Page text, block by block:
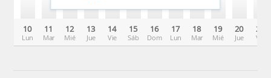
10
Lun
11
Mar
12
Mié
13
Jue
14
Vie
15
Sáb
16
Dom
17
Lun
18
Mar
19
Mié
20
Jue
21
Vie